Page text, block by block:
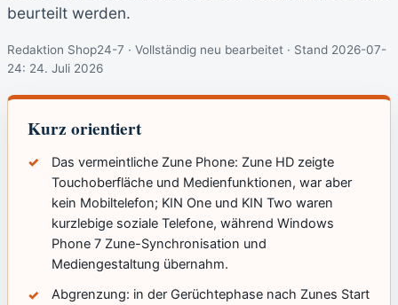
beurteilt werden.
Redaktion Shop24-7 · Vollständig neu bearbeitet · Stand 2026-07-
24: 24. Juli 2026
Kurz orientiert
Das vermeintliche Zune Phone: Zune HD zeigte
Touchoberfläche und Medienfunktionen, war aber
kein Mobiltelefon; KIN One und KIN Two waren
kurzlebige soziale Telefone, während Windows
Phone 7 Zune-Synchronisation und
Mediengestaltung übernahm.
Abgrenzung: in der Gerüchtephase nach Zunes Start